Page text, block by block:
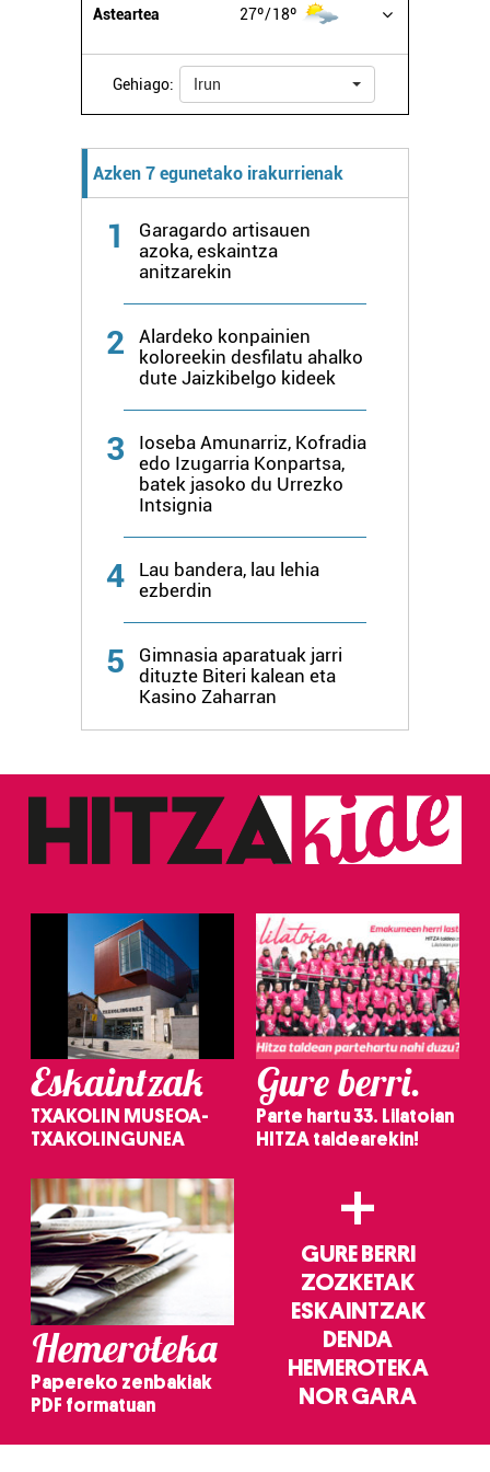
Asteartea 27º 18º
Gehiago: Irun
Azken 7 egunetako irakurrienak
1
Garagardo artisauen
azoka, eskaintza
anitzarekin
2
Alardeko konpainien
koloreekin desfilatu ahalko
dute Jaizkibelgo kideek
3
Ioseba Amunarriz, Kofradia
edo Izugarria Konpartsa,
batek jasoko du Urrezko
Intsignia
4
Lau bandera, lau lehia
ezberdin
5
Gimnasia aparatuak jarri
dituzte Biteri kalean eta
Kasino Zaharran
Eskaintzak
TXAKOLIN MUSEOA-
TXAKOLINGUNEA
Gure berri.
Parte hartu 33. Lilatoian
HITZA taldearekin!
Hemeroteka
Papereko zenbakiak
PDF formatuan
+
GURE BERRI
ZOZKETAK
ESKAINTZAK
DENDA
HEMEROTEKA
NOR GARA